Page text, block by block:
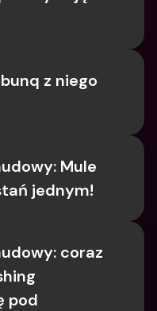
z niego
Mule
jednym!
coraz
pod